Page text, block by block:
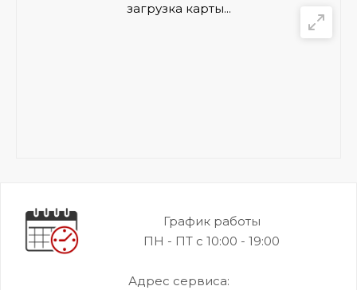
загрузка карты...
График работы
ПН - ПТ с 10:00 - 19:00
Адрес сервиса: